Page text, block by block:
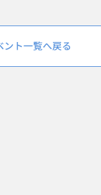
ント一覧へ戻る